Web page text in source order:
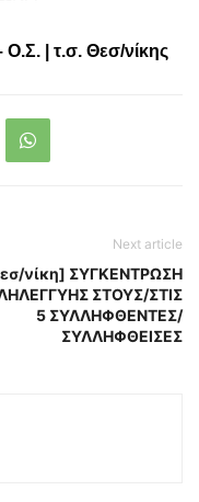
| τ.σ. Θεσ/νίκης
Next article
νίκη] ΣΥΓΚΕΝΤΡΩΣΗ
ΣΤΟΥΣ/ΣΤΙΣ
5 ΣΥΛΛΗΦΘΕΝΤΕΣ/
ΣΥΛΛΗΦΘΕΙΣΕΣ